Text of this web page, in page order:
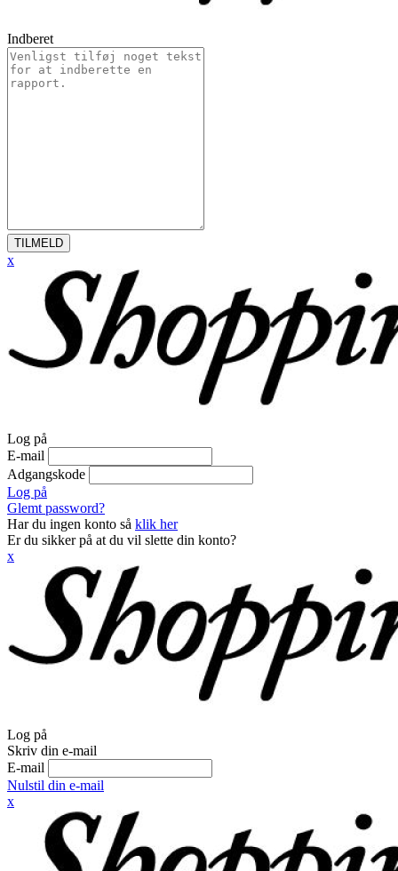
Indberet
TILMELD
x
Log på
E-mail
Adgangskode
Log på
Glemt password?
Har du ingen konto så klik her
Er du sikker på at du vil slette din konto?
x
Log på
Skriv din e-mail
E-mail
Nulstil din e-mail
x